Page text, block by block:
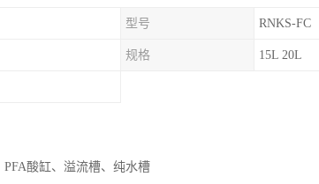
型号 RNKS-FC
规格 15L 20L
酸缸、溢流槽、纯水槽